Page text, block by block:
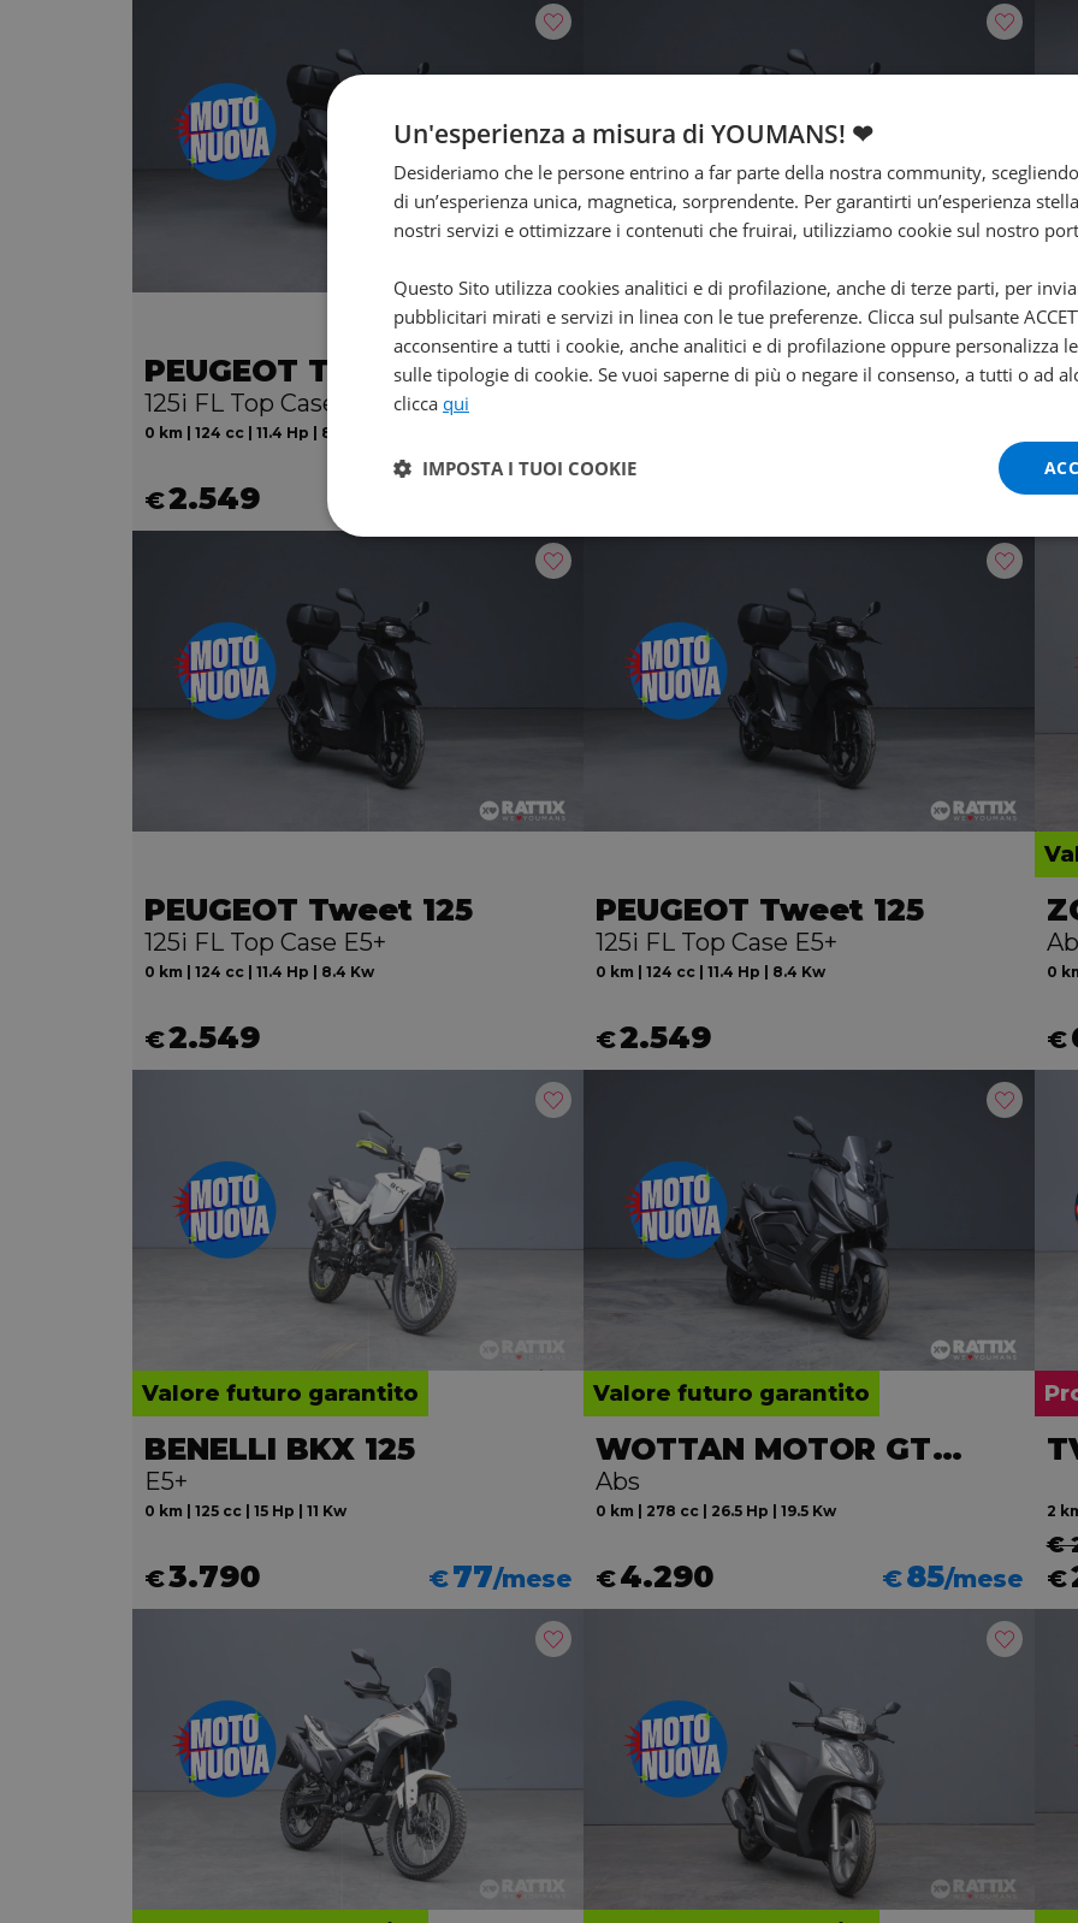
PEUGEOT Tweet 125
125i FL Top Case E5+
0 km | 124 cc | 11.4 Hp | 8.4 Kw
€2.549
PEUGEOT Tweet 125
€
€
PEUGEOT Tweet 125
125i FL Top Case E5+
0 km | 124 cc | 11.4 Hp | 8.4 Kw
€2.549
PEUGEOT Tweet 125
125i FL Top Case E5+
0 km | 124 cc | 11.4 Hp | 8.4 Kw
€2.549
0
€
Valore futuro garantito
BENELLI BKX 125
E5+
0 km | 125 cc | 15 Hp | 11 Kw
€3.790 €77/mese
Valore futuro garantito
WOTTAN MOTOR GT2 300
Abs
0 km | 278 cc | 26.5 Hp | 19.5 Kw
€4.290 €85/mese
2
€
€
Un'esperienza a misura di YOUMANS! ❤
Desideriamo che le persone entrino a far parte della nostra community,
di un’esperienza unica, magnetica, sorprendente. Per garantirti un’esperienza
nostri servizi e ottimizzare i contenuti che fruirai, utilizziamo cookie sul nostro
Questo Sito utilizza cookies analitici e di profilazione, anche di terze parti, per
pubblicitari mirati e servizi in linea con le tue preferenze. Clicca sul pulsante
acconsentire a tutti i cookie, anche analitici e di profilazione oppure personalizza
sulle tipologie di cookie. Se vuoi saperne di più o negare il consenso, a tutti o ad
clicca qui
IMPOSTA I TUOI COOKIE